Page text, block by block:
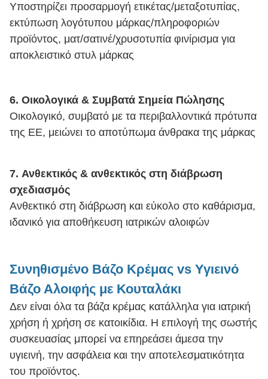
Υποστηρίζει προσαρμογή ετικέτας/μεταξοτυπίας,
εκτύπωση λογότυπου μάρκας/πληροφοριών
προϊόντος, ματ/σατινέ/χρυσοτυπία φινίρισμα για
αποκλειστικό στυλ μάρκας
6. Οικολογικά & Συμβατά Σημεία Πώλησης
Οικολογικό, συμβατό με τα περιβαλλοντικά πρότυπα
της ΕΕ, μειώνει το αποτύπωμα άνθρακα της μάρκας
7. Ανθεκτικός & ανθεκτικός στη διάβρωση
σχεδιασμός
Ανθεκτικό στη διάβρωση και εύκολο στο καθάρισμα,
ιδανικό για αποθήκευση ιατρικών αλοιφών
Συνηθισμένο Βάζο Κρέμας vs Υγιεινό
Βάζο Αλοιφής με Κουταλάκι
Δεν είναι όλα τα βάζα κρέμας κατάλληλα για ιατρική
χρήση ή χρήση σε κατοικίδια. Η επιλογή της σωστής
συσκευασίας μπορεί να επηρεάσει άμεσα την
υγιεινή, την ασφάλεια και την αποτελεσματικότητα
του προϊόντος.